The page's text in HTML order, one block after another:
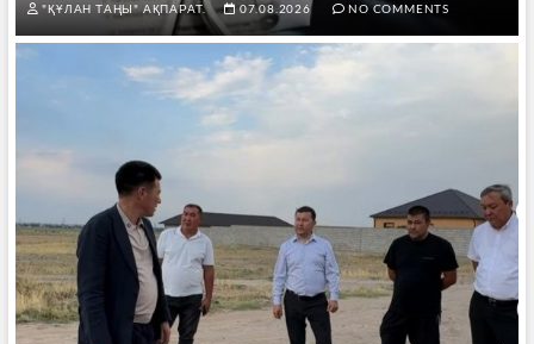
"ҚҰЛАН ТАҢЫ" АҚПАРАТ. 07.08.2026 NO COMMENTS